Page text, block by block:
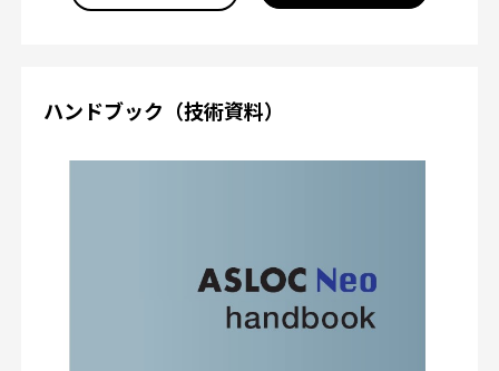
ハンドブック（技術資料）